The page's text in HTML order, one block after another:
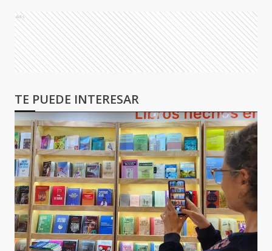
Ads
TE PUEDE INTERESAR